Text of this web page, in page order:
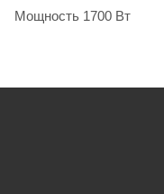
Мощность 1700 Вт